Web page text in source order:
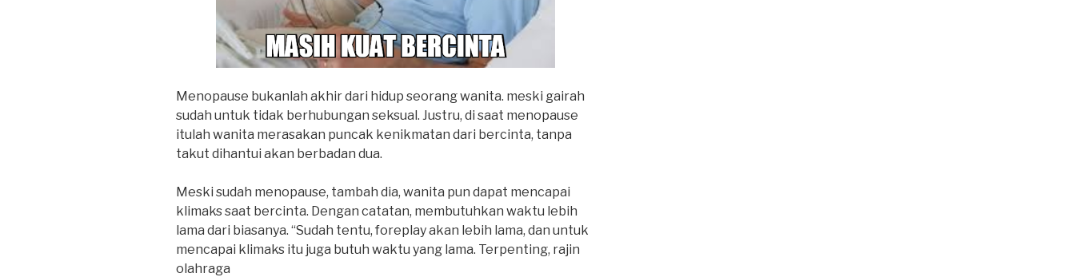
Menopause bukanlah akhir dari hidup seorang wanita. meski gairah
sudah untuk tidak berhubungan seksual. Justru, di saat menopause
itulah wanita merasakan puncak kenikmatan dari bercinta, tanpa
takut dihantui akan berbadan dua.
Meski sudah menopause, tambah dia, wanita pun dapat mencapai
klimaks saat bercinta. Dengan catatan, membutuhkan waktu lebih
lama dari biasanya. “Sudah tentu, foreplay akan lebih lama, dan untuk
mencapai klimaks itu juga butuh waktu yang lama. Terpenting, rajin
olahraga